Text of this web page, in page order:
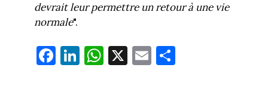
devrait leur permettre un retour à une vie
normale".
Fa
ce
Li
nk
W
ha
X E
m
Pa
rt